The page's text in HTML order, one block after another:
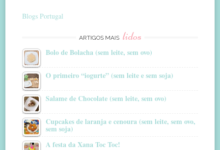
Blogs Portugal
ARTIGOS MAIS lidos
Bolo de Bolacha (sem leite, sem ovo)
O primeiro “iogurte” (sem leite e sem soja)
Salame de Chocolate (sem leite, sem ovo)
Cupcakes de laranja e cenoura (sem leite, sem ovo,
sem soja)
A festa da Xana Toc Toc!